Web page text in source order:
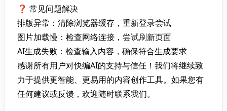
❓ 常见问题解决
排版异常：清除浏览器缓存，重新登录尝试
图片加载慢：检查网络连接，尝试刷新页面
AI生成失败：检查输入内容，确保符合生成要求
感谢所有用户对快编AI的支持与信任！我们将继续致
力于提供更智能、更易用的内容创作工具。如果您有
任何建议或反馈，欢迎随时联系我们。